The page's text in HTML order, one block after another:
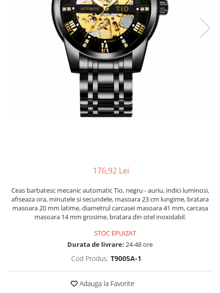
176,92 Lei
Ceas barbatesc mecanic automatic Tio, negru - auriu, indici luminosi,
afiseaza ora, minutele si secundele, masoara 23 cm lungime, bratara
masoara 20 mm latime, diametrul carcasei masoara 41 mm, carcasa
masoara 14 mm grosime, bratara din otel inoxidabil.
STOC EPUIZAT
Durata de livrare: 24-48 ore
Cod Produs: T9005A-1
Adauga la Favorite